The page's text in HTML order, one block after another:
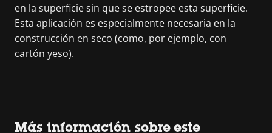
en la superficie sin que se estropee esta superficie.
Esta aplicación es especialmente necesaria en la
construcción en seco (como, por ejemplo, con
cartón yeso).
Más información sobre este